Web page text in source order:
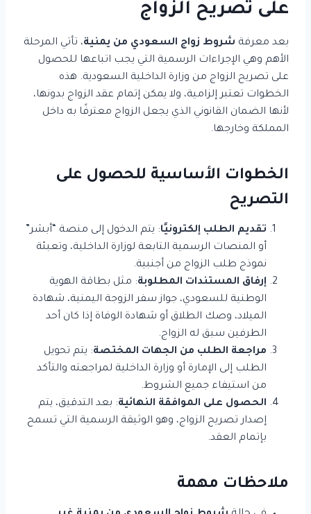
على تصريح الزواج
بعد معرفة شروط زواج السعودي من يمنية، تأتي المرحلة
الأهم وهي الإجراءات الرسمية التي يجب اتباعها للحصول
على تصريح الزواج من وزارة الداخلية السعودية. هذه
الخطوات تعتبر إلزامية، ولا يمكن إتمام عقد الزواج بدونها،
لأنها الضمان القانوني الذي يجعل الزواج معترفًا به داخل
المملكة وخارجها.
الخطوات الأساسية للحصول على
التصريح
تقديم الطلب إلكترونيًا: يتم الدخول إلى منصة “أبشر”
أو المنصات الرسمية التابعة لوزارة الداخلية، وتعبئة
نموذج طلب الزواج من أجنبية.
إرفاق المستندات المطلوبة: مثل بطاقة الهوية
الوطنية للسعودي، جواز سفر الزوجة اليمنية، شهادة
الميلاد، وصك الطلاق أو شهادة الوفاة إذا كان أحد
الطرفين سبق له الزواج.
مراجعة الطلب من الجهات المختصة: يتم تحويل
الطلب إلى الإمارة أو وزارة الداخلية لمراجعته والتأكد
من استيفاء جميع الشروط.
الحصول على الموافقة النهائية: بعد التدقيق، يتم
إصدار تصريح الزواج، وهو الوثيقة الرسمية التي تسمح
بإتمام العقد.
ملاحظات مهمة